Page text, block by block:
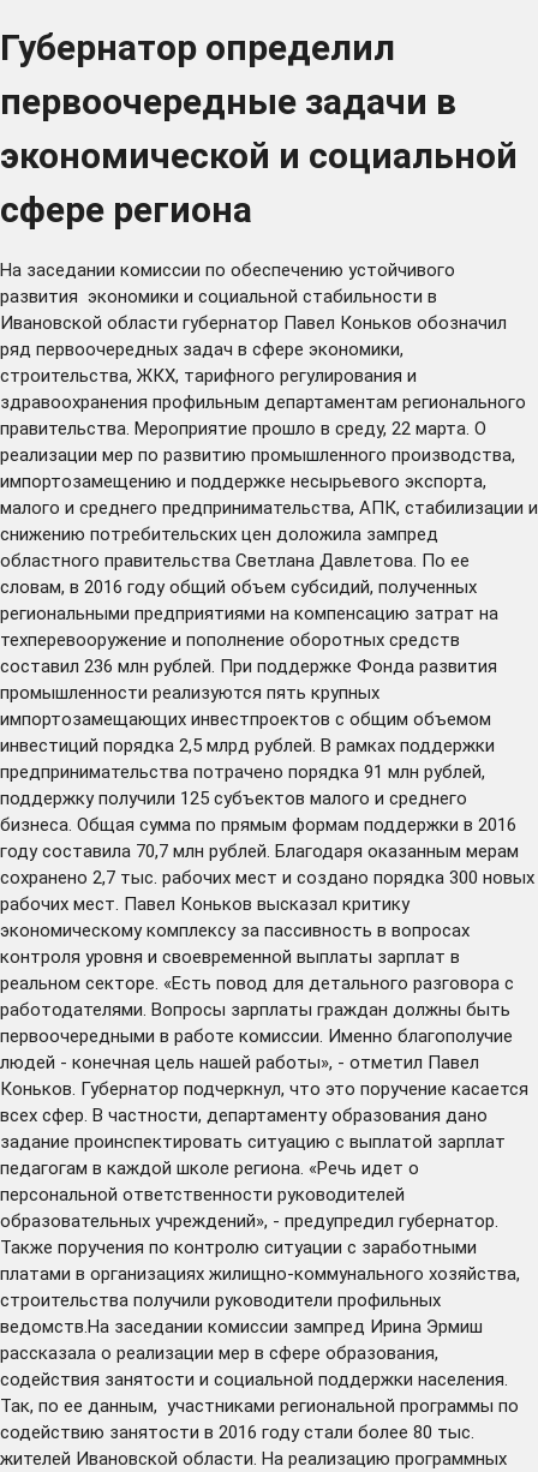
Губернатор определил
первоочередные задачи в
экономической и социальной
сфере региона
На заседании комиссии по обеспечению устойчивого
развития экономики и социальной стабильности в
Ивановской области губернатор Павел Коньков обозначил
ряд первоочередных задач в сфере экономики,
строительства, ЖКХ, тарифного регулирования и
здравоохранения профильным департаментам регионального
правительства. Мероприятие прошло в среду, 22 марта. О
реализации мер по развитию промышленного производства,
импортозамещению и поддержке несырьевого экспорта,
малого и среднего предпринимательства, АПК, стабилизации и
снижению потребительских цен доложила зампред
областного правительства Светлана Давлетова. По ее
словам, в 2016 году общий объем субсидий, полученных
региональными предприятиями на компенсацию затрат на
техперевооружение и пополнение оборотных средств
составил 236 млн рублей. При поддержке Фонда развития
промышленности реализуются пять крупных
импортозамещающих инвестпроектов с общим объемом
инвестиций порядка 2,5 млрд рублей. В рамках поддержки
предпринимательства потрачено порядка 91 млн рублей,
поддержку получили 125 субъектов малого и среднего
бизнеса. Общая сумма по прямым формам поддержки в 2016
году составила 70,7 млн рублей. Благодаря оказанным мерам
сохранено 2,7 тыс. рабочих мест и создано порядка 300 новых
рабочих мест. Павел Коньков высказал критику
экономическому комплексу за пассивность в вопросах
контроля уровня и своевременной выплаты зарплат в
реальном секторе. «Есть повод для детального разговора с
работодателями. Вопросы зарплаты граждан должны быть
первоочередными в работе комиссии. Именно благополучие
людей - конечная цель нашей работы», - отметил Павел
Коньков. Губернатор подчеркнул, что это поручение касается
всех сфер. В частности, департаменту образования дано
задание проинспектировать ситуацию с выплатой зарплат
педагогам в каждой школе региона. «Речь идет о
персональной ответственности руководителей
образовательных учреждений», - предупредил губернатор.
Также поручения по контролю ситуации с заработными
платами в организациях жилищно-коммунального хозяйства,
строительства получили руководители профильных
ведомств.На заседании комиссии зампред Ирина Эрмиш
рассказала о реализации мер в сфере образования,
содействия занятости и социальной поддержки населения.
Так, по ее данным, участниками региональной программы по
содействию занятости в 2016 году стали более 80 тыс.
жителей Ивановской области. На реализацию программных